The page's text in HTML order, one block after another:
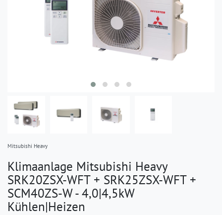
Mitsubishi Heavy
Klimaanlage Mitsubishi Heavy
SRK20ZSX-WFT + SRK25ZSX-WFT +
SCM40ZS-W - 4,0|4,5kW
Kühlen|Heizen